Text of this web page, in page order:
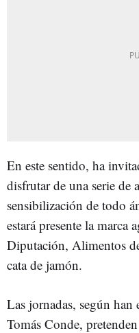
En este sentido, ha
disfrutar de una serie de
sensibilización de todo
estará presente la marca
Diputación, Alimentos
cata de jamón.
Las jornadas, según
Tomás Conde,